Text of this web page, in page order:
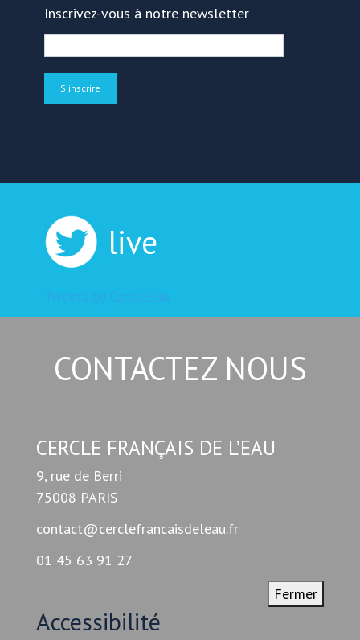
Inscrivez-vous à notre newsletter
live
CONTACTEZ NOUS
CERCLE FRANÇAIS DE L’EAU
9, rue de Berri
75008 PARIS
contact@cerclefrancaisdeleau.fr
01 45 63 91 27
Fermer
Accessibilité